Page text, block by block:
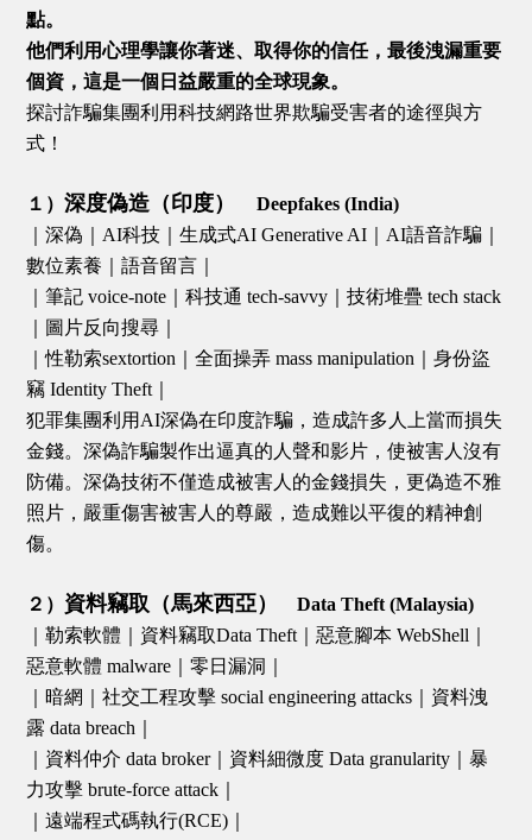
點。
他們利用心理學讓你著迷、取得你的信任，最後洩漏重要
個資，這是一個日益嚴重的全球現象。
探討詐騙集團利用科技網路世界欺騙受害者的途徑與方
式！
１）深度偽造（印度）Deepfakes (India)
｜深偽｜AI科技｜生成式AI Generative AI｜AI語音詐騙｜
數位素養｜語音留言｜
｜筆記 voice-note｜科技通 tech-savvy｜技術堆疊 tech stack
｜圖片反向搜尋｜
｜性勒索sextortion｜全面操弄 mass manipulation｜身份盜
竊 Identity Theft｜
犯罪集團利用AI深偽在印度詐騙，造成許多人上當而損失
金錢。深偽詐騙製作出逼真的人聲和影片，使被害人沒有
防備。深偽技術不僅造成被害人的金錢損失，更偽造不雅
照片，嚴重傷害被害人的尊嚴，造成難以平復的精神創
傷。
２） 資料竊取（馬來西亞）
Data Theft (Malaysia)
｜勒索軟體｜資料竊取Data Theft｜惡意腳本 WebShell｜
惡意軟體 malware｜零日漏洞｜
｜暗網｜社交工程攻擊 social engineering attacks｜資料洩
露 data breach｜
｜資料仲介 data broker｜資料細微度 Data granularity｜暴
力攻擊 brute-force attack｜
｜遠端程式碼執行(RCE)｜